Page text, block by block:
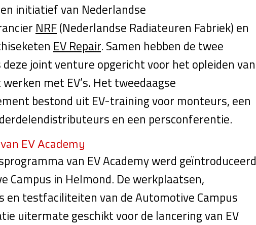
initiatief van Nederlandse
NRF(Nederlandse Radiateuren Fabriek) en
EV Repair. Samen hebben de twee
joint venture opgericht voor het opleiden van
met EV’s. Het tweedaagse
bestond uit EV-training voor monteurs, een
en een persconferentie.
EV Academy
van EV Academy werd geïntroduceerd
Campus in Helmond. De werkplaatsen,
en testfaciliteiten van de Automotive Campus
uitermate geschikt voor de lancering van EV